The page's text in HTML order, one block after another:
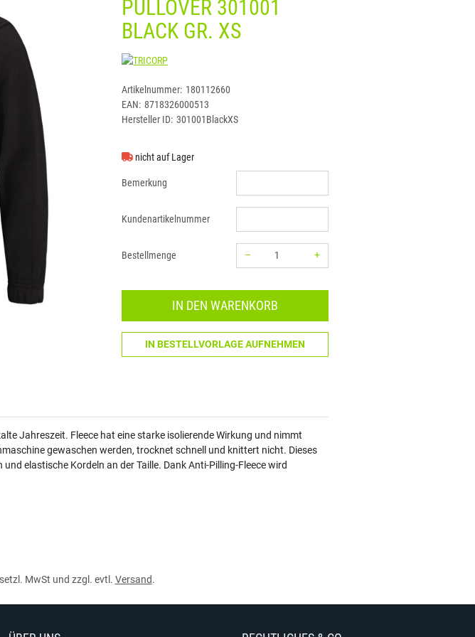
PULLOVER 301001
BLACK GR. XS
TRICORP
Artikelnummer: 180112660
EAN: 8718326000513
Hersteller ID: 301001BlackXS
nicht auf Lager
Bemerkung
Kundenartikelnummer
Bestellmenge –
+
IN DEN WARENKORB
IN BESTELLVORLAGE AUFNEHMEN
Jahreszeit. Fleece hat eine starke isolierende Wirkung und nimmt
gewaschen werden, trocknet schnell und knittert nicht. Dieses
elastische Kordeln an der Taille. Dank Anti-Pilling-Fleece wird
MwSt und zzgl. evtl. Versand.